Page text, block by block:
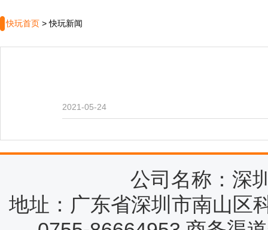
快玩首页 >快玩新闻
2021-05-24
公司名称：深
地址：广东省深圳市南山区